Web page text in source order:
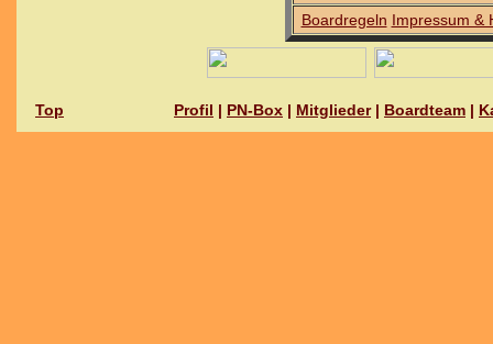
Boardregeln Impressum &
Top Profil | PN-Box | Mitglieder| Boardteam |